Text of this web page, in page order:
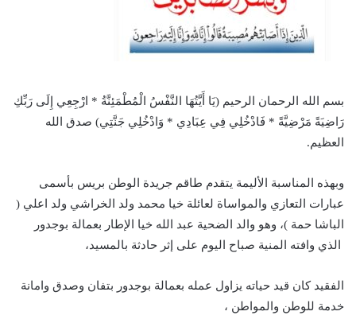
بسم الله الرحمان الرحيم (يَا أَيَّتُهَا النَّفْسُ الْمُطْمَئِنَّةُ * ارْجِعِي إِلَى رَبِّكِ
رَاضِيَةً مَرْضِيَّةً * فَادْخُلِي فِي عِبَادِي * وَادْخُلِي جَنَّتِي) صدق الله
العظيم.
وبهذه المناسبة الأليمة يتقدم طاقم جريدة الوطن بريس بأسمى
عبارات التعازي والمواساة لعائلة خيا محمد ولد الخراشي ولد اعلي (
الباشا حمة )، وهو والد الضحية عبد الله خيا الإطار بعمالة بوجدور
الذي وافته المنية صباح اليوم على إثر حادثة بالمسيد،
الفقيد كان قيد حياته يزاول عمله بعمالة بوجدور بتفان وصدق وامانة
خدمة للوطن والمواطن ،